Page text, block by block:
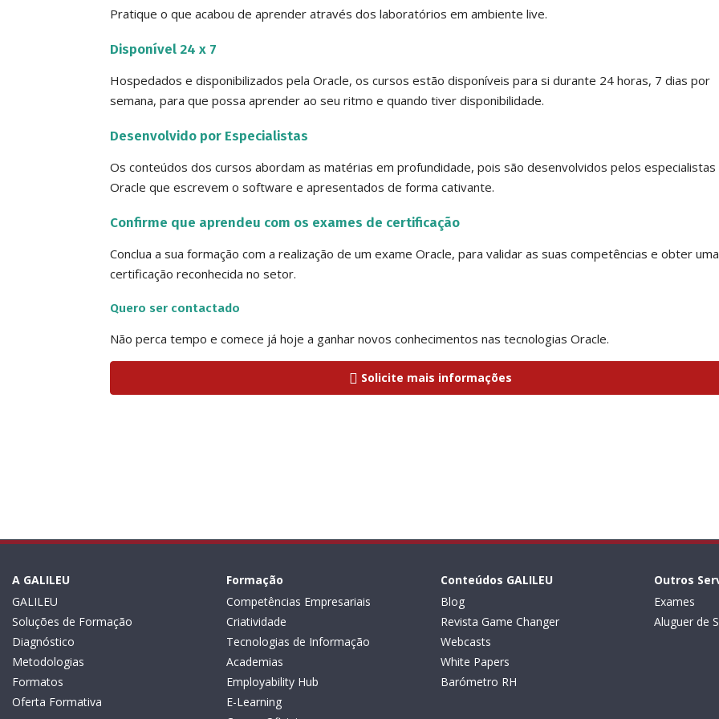
Pratique o que acabou de aprender através dos laboratórios em ambiente live.
Disponível 24 x 7
Hospedados e disponibilizados pela Oracle, os cursos estão disponíveis para si durante 24 horas, 7 dias por
semana, para que possa aprender ao seu ritmo e quando tiver disponibilidade.
Desenvolvido por Especialistas
Os conteúdos dos cursos abordam as matérias em profundidade, pois são desenvolvidos pelos especialistas
Oracle que escrevem o software e apresentados de forma cativante.
Confirme que aprendeu com os exames de certificação
Conclua a sua formação com a realização de um exame Oracle, para validar as suas competências e obter uma
certificação reconhecida no setor.
Quero ser contactado
Não perca tempo e comece já hoje a ganhar novos conhecimentos nas tecnologias Oracle.
Solicite mais informações
A GALILEU
GALILEU
Soluções de Formação
Diagnóstico
Metodologias
Formatos
Oferta Formativa
Formação
Competências Empresariais
Criatividade
Tecnologias de Informação
Academias
Employability Hub
E-Learning
Conteúdos GALILEU
Blog
Revista Game Changer
Webcasts
White Papers
Barómetro RH
Outros
Exames
Aluguer de